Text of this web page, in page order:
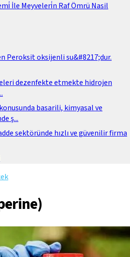
İle Meyveleri̇n Raf Ömrü Nasil
Peroksit oksijenli su&#8217;dur.
dezenfekte etmekte hidrojen
basarili, kimyasal ve
ş...
sektöründe hızlı ve güvenilir firma